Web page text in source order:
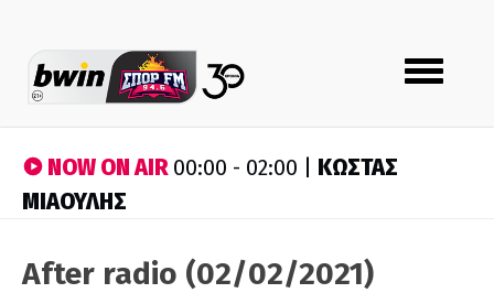
Toggle
navigation
NOW ON AIR00:00 - 02:00 | ΚΩΣΤΑΣ
ΜΙΑΟΥΛΗΣ
After radio (02/02/2021)